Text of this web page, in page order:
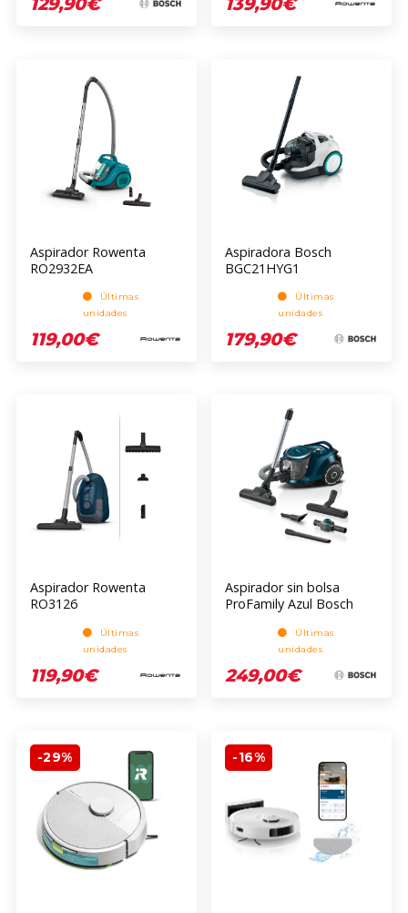
Aspirador Rowenta
RO2932EA
Últimas
unidades
119,00€
Aspiradora Bosch
BGC21HYG1
Últimas
unidades
179,90€
Aspirador Rowenta
RO3126
Últimas
unidades
119,90€
Aspirador sin bolsa
ProFamily Azul Bosch
Últimas
unidades
249,00€
-29% -16%